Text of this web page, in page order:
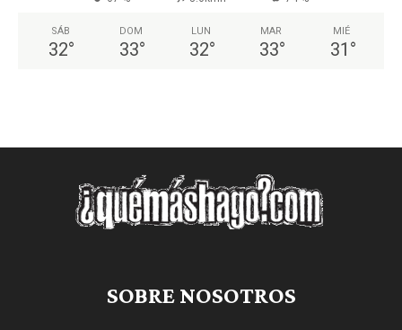
SÁB
32°
DOM
33°
LUN
32°
MAR
33°
MIÉ
31 °
SOBRE NOSOTROS